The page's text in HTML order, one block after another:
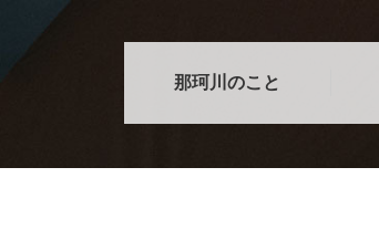
那珂川のこと